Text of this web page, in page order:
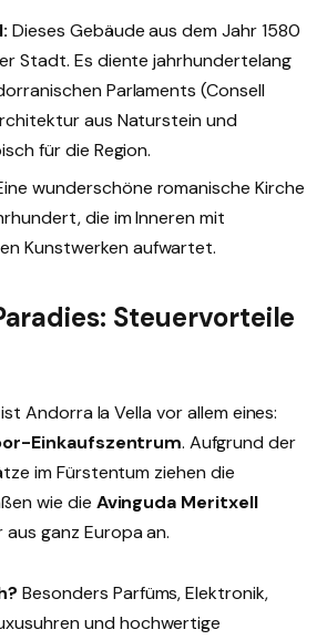
Dieses Gebäude aus dem Jahr 1580
Stadt. Es diente jahrhundertelang
Parlaments (Consell
aus Naturstein und
für die Region.
wunderschöne romanische Kirche
die im Inneren mit
Kunstwerken aufwartet.
Steuervorteile
Andorra la Vella vor allem eines:
Einkaufszentrum. Aufgrund der
im Fürstentum ziehen die
wie die Avinguda Meritxell
ganz Europa an.
Besonders Parfüms, Elektronik,
und hochwertige